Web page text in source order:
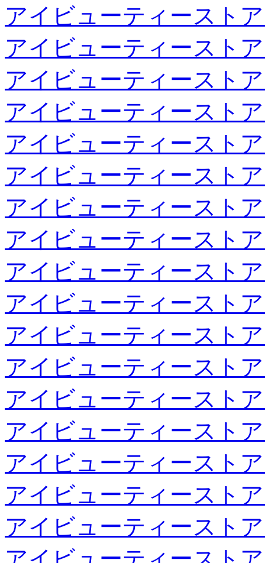
アイビューティースト
アイビューティースト
アイビューティースト
アイビューティースト
アイビューティースト
アイビューティースト
アイビューティースト
アイビューティースト
アイビューティースト
アイビューティースト
アイビューティースト
アイビューティースト
アイビューティースト
アイビューティースト
アイビューティースト
アイビューティースト
アイビューティースト